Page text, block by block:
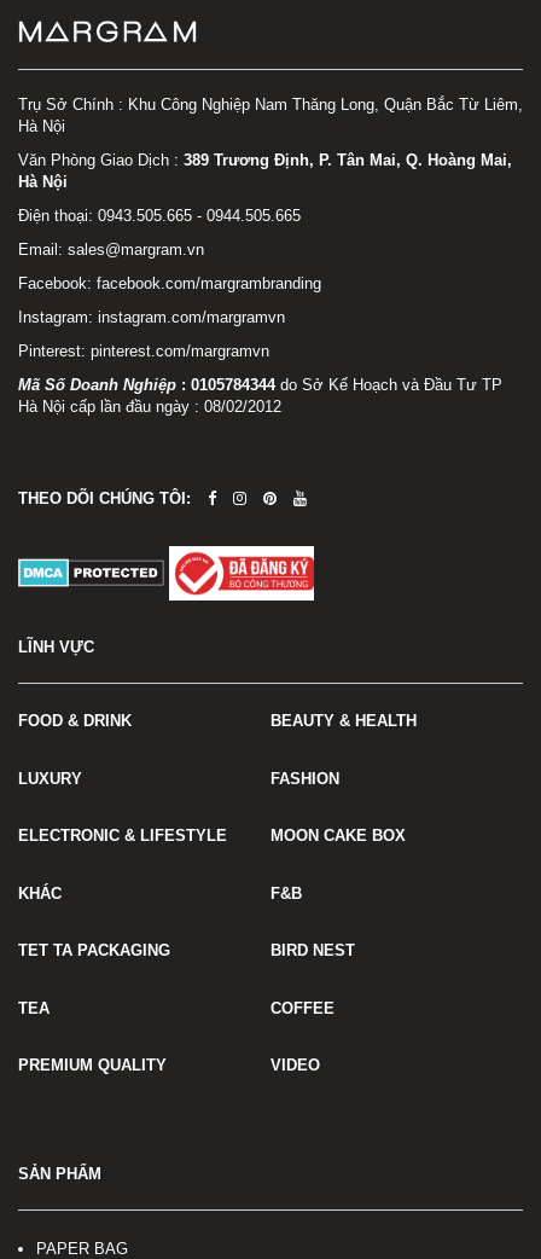
Trụ Sở Chính : Khu Công Nghiệp Nam Thăng Long, Quận Bắc Từ Liêm,
Hà Nội
Văn Phòng Giao Dịch : 389 Trương Định, P. Tân Mai, Q. Hoàng Mai,
Hà Nội
Điện thoại: 0943.505.665 - 0944.505.665
Email: sales@margram.vn
Facebook: facebook.com/margrambranding
Instagram: instagram.com/margramvn
Pinterest: pinterest.com/margramvn
Mã Số Doanh Nghiệp : 0105784344do Sở Kế Hoạch và Đầu Tư TP
Hà Nội cấp lần đầu ngày : 08/02/2012
THEO DÕI CHÚNG TÔI:
LĨNH VỰC
FOOD & DRINK BEAUTY & HEALTH
LUXURY FASHION
ELECTRONIC & LIFESTYLE MOON CAKE BOX
KHÁC F&B
TET TA PACKAGING BIRD NEST
TEA COFFEE
PREMIUM QUALITY VIDEO
SẢN PHẨM
PAPER BAG